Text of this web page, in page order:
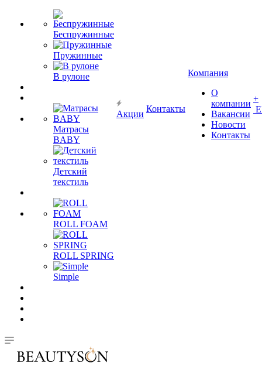
Беспружинные
Пружинные
В рулоне
Матрасы
BABY
Детский
текстиль
ROLL FOAM
ROLL SPRING
Simple
Акции
Контакты
Компания
О
компании
Вакансии
Новости
Контакты
+